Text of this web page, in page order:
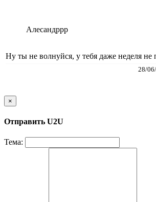
Алесандррр
Ну ты не волнуйся, у тебя даже неделя не
28/
×
Отправить U2U
Тема: